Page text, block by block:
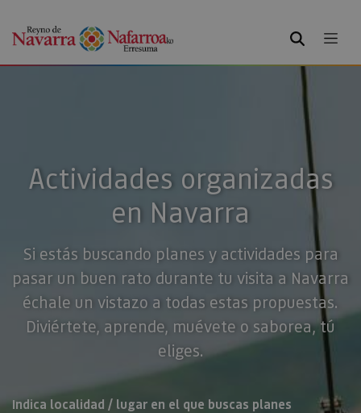
BUSCAR
Actividades organizadas
en Navarra
Si estás buscando planes y actividades para
pasar un buen rato durante tu visita a Navarra
échale un vistazo a todas estas propuestas.
Diviértete, aprende, muévete o saborea, tú
eliges.
BUSCAR
Indica localidad / lugar en el que buscas planes